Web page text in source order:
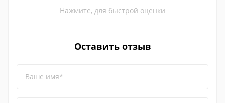
Нажмите, для быстрой оценки
Оставить отзыв
Ваше имя*